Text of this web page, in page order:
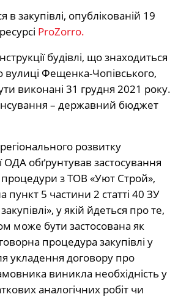
в закупівлі, опублікованій 19
ProZorro.
будівлі, що знаходиться
вулиці Фещенка-Чопівського,
виконані 31 грудня 2021 року.
– державний бюджет
розвитку
обґрунтував застосування
процедури з ТОВ «Уют Строй»,
пункт 5 частини 2 статті 40 ЗУ
у якій йдеться про те,
може бути застосована як
процедура закупівлі у
укладення договору про
виникла необхідність у
аналогічних робіт чи